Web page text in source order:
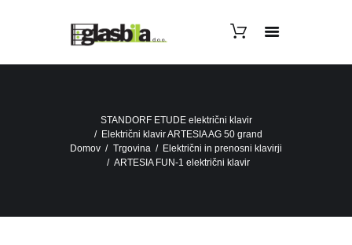
STANDORF ETUDE električni klavir
Električni klavir ARTESIA AG 50 grand
Domov
Trgovina
Električni in prenosni klavirji
ARTESIA FUN-1 električni klavir